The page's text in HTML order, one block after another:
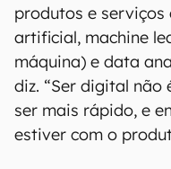
produtos e serviços
artificial, machine
máquina) e data
diz. “Ser digital não
ser mais rápido, e
estiver com o